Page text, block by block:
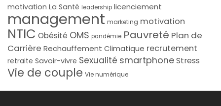
motivation La Santé leadership licenciement
management marketing motivation
NTIC Obésité OMS pandémie Pauvreté Plan de
Carrière Rechauffement Climatique recrutement
retraite Savoir-vivre Sexualité smartphoneStress
Vie de couple Vie numérique